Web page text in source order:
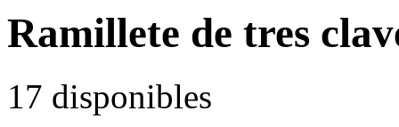
Ramillete de tres
17 disponibles